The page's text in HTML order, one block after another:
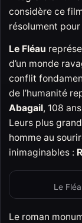
considère ce
résolument
Le Fléau
d’un monde
conflit
de l’humanité
Abagail, 108
Leurs plus
homme au
inimaginables :
Le
Le roman